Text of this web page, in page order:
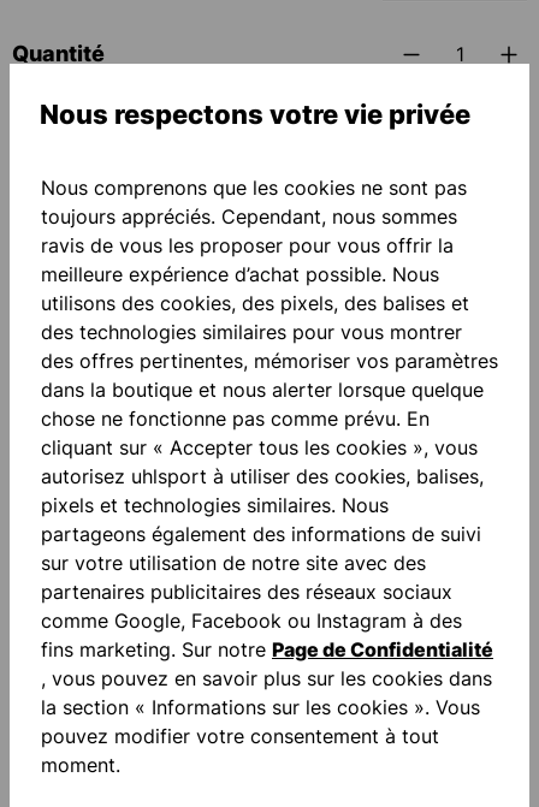
Quantité
AJOUTER AU PANIER
Ajouter à la liste de souhaits
Description
"FOR THE PLANET" Poches latérales avec fermeture
éclair Inserts de couleur contrastée Le…Plus
Évaluations
Ignorer la galerie de produits
Similar Items
Nous respectons votre vie privée
Nous comprenons que les cookies ne sont pas
toujours appréciés. Cependant, nous sommes
ravis de vous les proposer pour vous offrir la
meilleure expérience d’achat possible. Nous
utilisons des cookies, des pixels, des balises et
des technologies similaires pour vous montrer
des offres pertinentes, mémoriser vos paramètres
dans la boutique et nous alerter lorsque quelque
chose ne fonctionne pas comme prévu. En
cliquant sur « Accepter tous les cookies », vous
autorisez uhlsport à utiliser des cookies, balises,
pixels et technologies similaires. Nous
partageons également des informations de suivi
sur votre utilisation de notre site avec des
partenaires publicitaires des réseaux sociaux
comme Google, Facebook ou Instagram à des
fins marketing. Sur notre Page de Confidentialité
, vous pouvez en savoir plus sur les cookies dans
la section « Informations sur les cookies ». Vous
pouvez modifier votre consentement à tout
moment.